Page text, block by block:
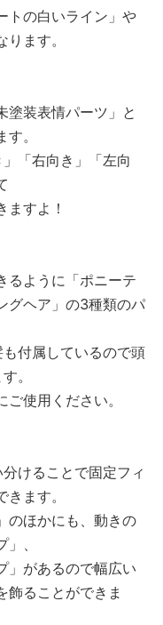
トの白いライン」や
ます。
塗装表情パーツ」と
。
「右向き」「左向
ますよ！
るように「ポニーテ
グヘア」の3種類のパ
付属しているので頭
。
使用ください。
けることで固定フィ
ます。
のほかにも、動きの
、
」があるので幅広い
飾ることができま